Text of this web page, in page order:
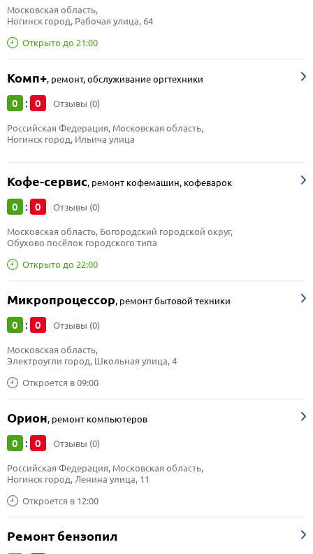
Открыто до 21:00
Московская область,
Ногинск город, Рабочая улица, 64
Комп+, ремонт, обслуживание оргтехники
0 : 0 Отзывы (0)
Российская Федерация, Московская область,
Ногинск город, Ильича улица
Кофе-сервис, ремонт кофемашин, кофеварок
0 : 0 Отзывы (0)
Открыто до 22:00
Московская область, Богородский городской округ,
Обухово посёлок городского типа
Микропроцессор, ремонт бытовой техники
0 : 0 Отзывы (0)
Откроется в 09:00
Московская область,
Электроугли город, Школьная улица, 4
Орион, ремонт компьютеров
0 : 0 Отзывы (0)
Откроется в 12:00
Российская Федерация, Московская область,
Ногинск город, Ленина улица, 11
Ремонт бензопил